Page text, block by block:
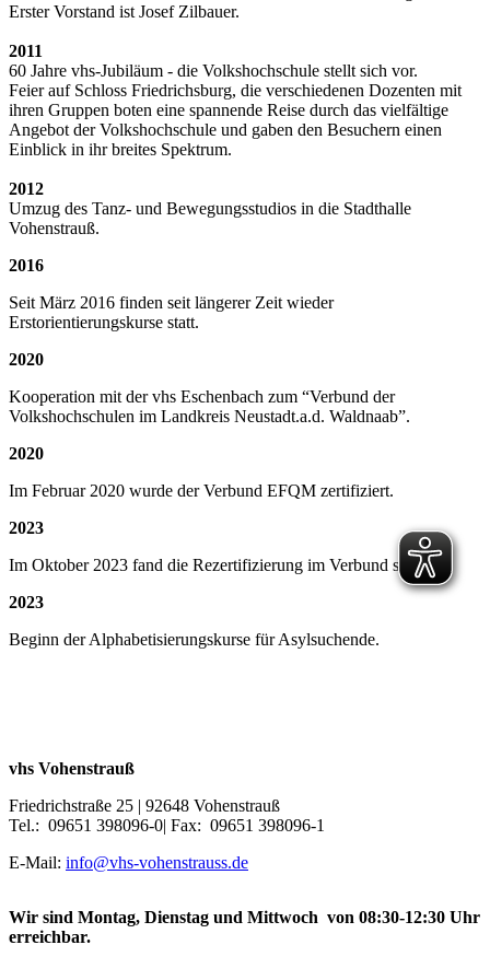
Erster Vorstand ist Josef Zilbauer.
2011
60 Jahre vhs-Jubiläum - die Volkshochschule stellt sich vor.
Feier auf Schloss Friedrichsburg, die verschiedenen Dozenten mit
ihren Gruppen boten eine spannende Reise durch das vielfältige
Angebot der Volkshochschule und gaben den Besuchern einen
Einblick in ihr breites Spektrum.
2012
Umzug des Tanz- und Bewegungsstudios in die Stadthalle
Vohenstrauß.
2016
Seit März 2016 finden seit längerer Zeit wieder
Erstorientierungskurse statt.
2020
Kooperation mit der vhs Eschenbach zum “Verbund der
Volkshochschulen im Landkreis Neustadt.a.d. Waldnaab”.
2020
Im Februar 2020 wurde der Verbund EFQM zertifiziert.
2023
Im Oktober 2023 fand die Rezertifizierung im Verbund statt.
2023
Beginn der Alphabetisierungskurse für Asylsuchende.
vhs Vohenstrauß
Friedrichstraße 25 | 92648 Vohenstrauß
Tel.: 09651 398096-0| Fax: 09651 398096-1
E-Mail: info@vhs-vohenstrauss.de
Wir sind Montag, Dienstag und Mittwoch von 08:30-12:30 Uhr
erreichbar.